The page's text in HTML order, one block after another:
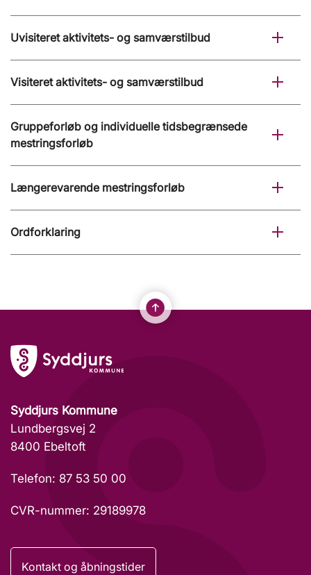
Uvisiteret aktivitets- og samværstilbud
Visiteret aktivitets- og samværstilbud
Gruppeforløb og individuelle tidsbegrænsede
mestringsforløb
Længerevarende mestringsforløb
Ordforklaring
Syddjurs Kommune
Lundbergsvej 2
8400 Ebeltoft
Telefon: 87 53 50 00
CVR-nummer: 29189978
Kontakt og åbningstider